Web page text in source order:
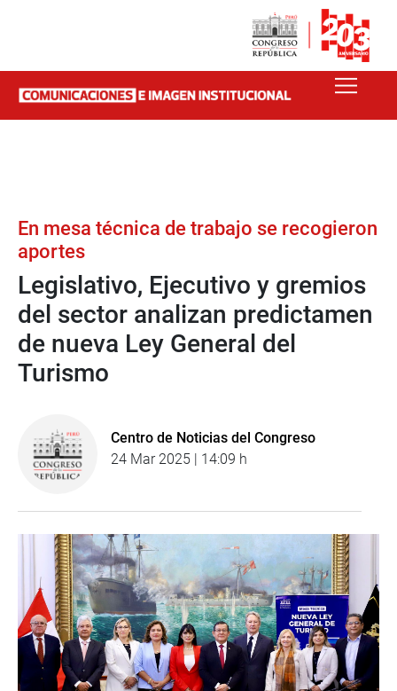
En mesa técnica de trabajo se recogieron
aportes
Legislativo, Ejecutivo y gremios
del sector analizan predictamen
de nueva Ley General del
Turismo
Centro de Noticias del Congreso
24 Mar 2025 | 14:09 h